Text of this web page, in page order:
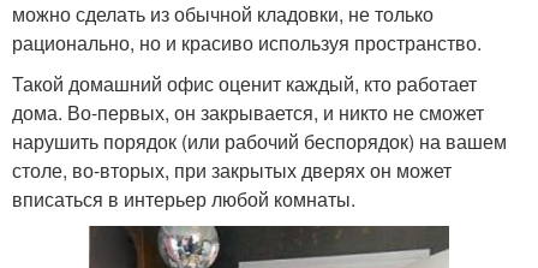
можно сделать из обычной кладовки, не только
рационально, но и красиво используя пространство.
Такой домашний офис оценит каждый, кто работает
дома. Во-первых, он закрывается, и никто не сможет
нарушить порядок (или рабочий беспорядок) на вашем
столе, во-вторых, при закрытых дверях он может
вписаться в интерьер любой комнаты.